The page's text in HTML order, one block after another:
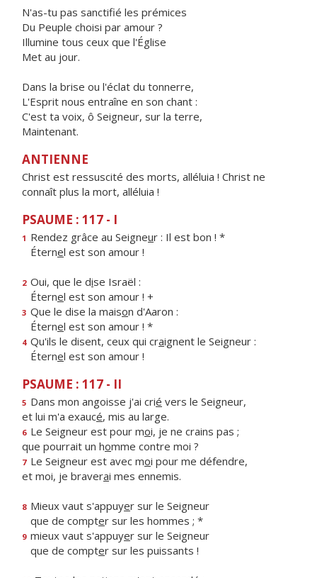
N'as-tu pas sanctifié les prémices
Du Peuple choisi par amour ?
Illumine tous ceux que l'Église
Met au jour.
Dans la brise ou l'éclat du tonnerre,
L'Esprit nous entraîne en son chant :
C'est ta voix, ô Seigneur, sur la terre,
Maintenant.
ANTIENNE
Christ est ressuscité des morts, alléluia ! Christ ne
connaît plus la mort, alléluia !
PSAUME : 117 - I
1 Rendez grâce au Seigneur : Il est bon ! *
Éternel est son amour !
2 Oui, que le dise Israël :
Éternel est son amour ! +
3 Que le dise la maison d'Aaron :
Éternel est son amour ! *
4 Qu'ils le disent, ceux qui craignent le Seigneur :
Éternel est son amour !
PSAUME : 117 - II
5 Dans mon angoisse j'ai crié vers le Seigneur,
et lui m'a exaucé, mis au large.
6 Le Seigneur est pour moi, je ne crains pas ;
que pourrait un homme contre moi ?
7 Le Seigneur est avec moi pour me défendre,
et moi, je braverai mes ennemis.
8 Mieux vaut s'appuyer sur le Seigneur
que de compter sur les hommes ; *
9 mieux vaut s'appuyer sur le Seigneur
que de compter sur les puissants !